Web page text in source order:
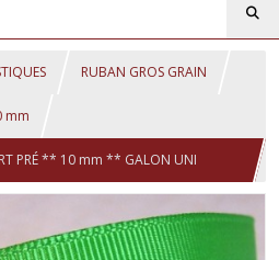
RUBAN GROS GRAIN
mm
PRÉ ** 10 mm ** GALON UNI